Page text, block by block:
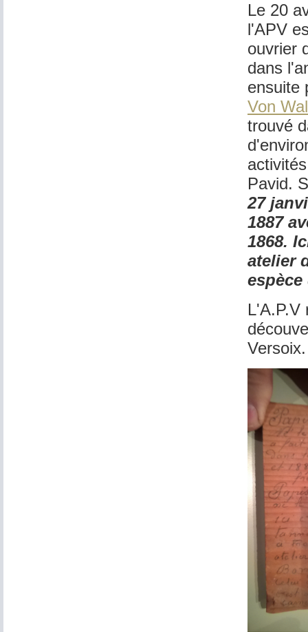
Le 20
l'APV
ouvrier
dans
ensuite
Von
trouvé
Pavid.
27
1887
1868.
atelier
Versoix.